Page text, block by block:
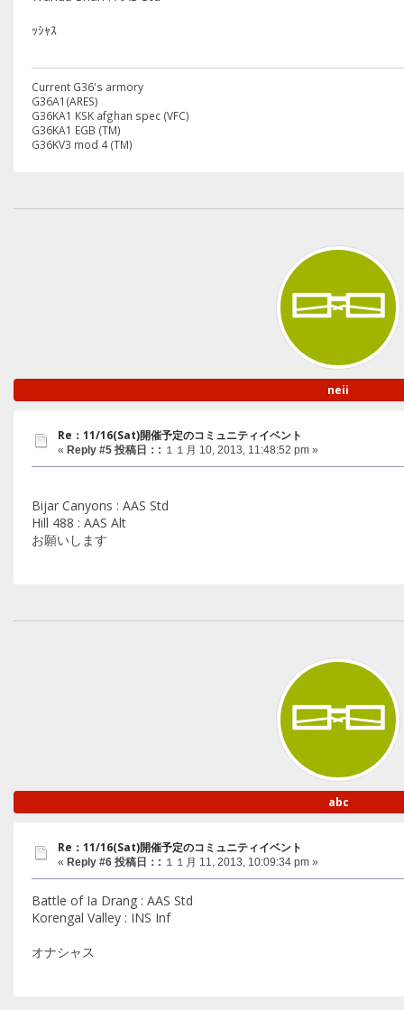
ｯｼｬｽ
Current G36's armory
G36A1(ARES)
G36KA1 KSK afghan spec (VFC)
G36KA1 EGB (TM)
G36KV3 mod 4 (TM)
neii
Re：11/16(Sat)開催予定のコミュニティイベント
« Reply #5 投稿日：: １１月 10, 2013, 11:48:52 pm »
Bijar Canyons : AAS Std
Hill 488 : AAS Alt
お願いします
abc
Re：11/16(Sat)開催予定のコミュニティイベント
« Reply #6 投稿日：: １１月 11, 2013, 10:09:34 pm »
Battle of Ia Drang : AAS Std
Korengal Valley : INS Inf
オナシャス